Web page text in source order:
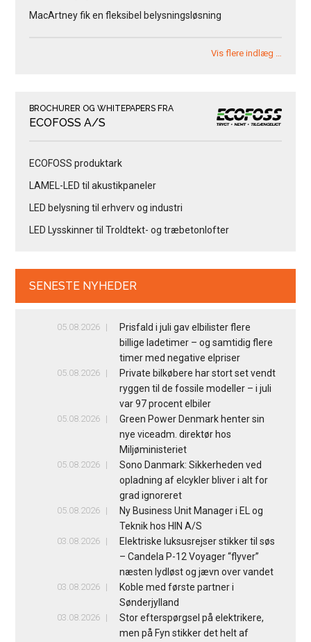
MacArtney fik en fleksibel belysningsløsning
Vis flere indlæg …
BROCHURER OG WHITEPAPERS FRA
ECOFOSS A/S
ECOFOSS produktark
LAMEL-LED til akustikpaneler
LED belysning til erhverv og industri
LED Lysskinner til Troldtekt- og træbetonlofter
SENESTE NYHEDER
05.08.2026
Prisfald i juli gav elbilister flere
billige ladetimer – og samtidig flere
timer med negative elpriser
05.08.2026
Private bilkøbere har stort set vendt
ryggen til de fossile modeller – i juli
var 97 procent elbiler
05.08.2026
Green Power Denmark henter sin
nye viceadm. direktør hos
Miljøministeriet
05.08.2026
Sono Danmark: Sikkerheden ved
opladning af elcykler bliver i alt for
grad ignoreret
05.08.2026
Ny Business Unit Manager i EL og
Teknik hos HIN A/S
03.08.2026
Elektriske luksusrejser stikker til søs
– Candela P-12 Voyager “flyver”
næsten lydløst og jævn over vandet
03.08.2026
Koble med første partner i
Sønderjylland
03.08.2026
Stor efterspørgsel på elektrikere,
men på Fyn stikker det helt af